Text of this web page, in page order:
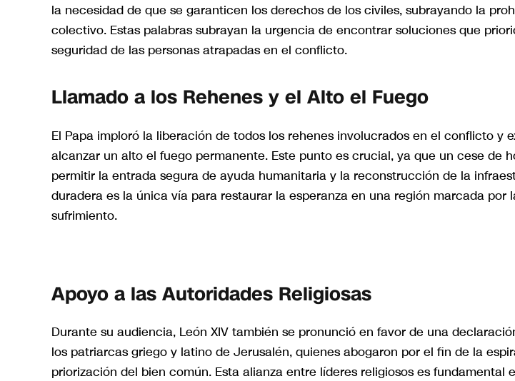
la necesidad de que se garanticen los derechos de los civiles, subrayando la
colectivo. Estas palabras subrayan la urgencia de encontrar soluciones que
seguridad de las personas atrapadas en el conflicto.
Llamado a los Rehenes y el Alto el Fuego
El Papa imploró la liberación de todos los rehenes involucrados en el conflicto y
alcanzar un alto el fuego permanente. Este punto es crucial, ya que un cese de
permitir la entrada segura de ayuda humanitaria y la reconstrucción de la
duradera es la única vía para restaurar la esperanza en una región marcada por
sufrimiento.
Apoyo a las Autoridades Religiosas
Durante su audiencia, León XIV también se pronunció en favor de una
los patriarcas griego y latino de Jerusalén, quienes abogaron por el fin de la
priorización del bien común. Esta alianza entre líderes religiosos es fundamental